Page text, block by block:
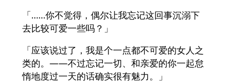
「……你不觉得，偶尔让我忘记这回事沉溺下
去比较可爱一些吗？」
「应该说过了，我是个一点都不可爱的女人之
类的。――不过忘记一切、和亲爱的你一起怠
惰地度过一天的话确实很有魅力。」